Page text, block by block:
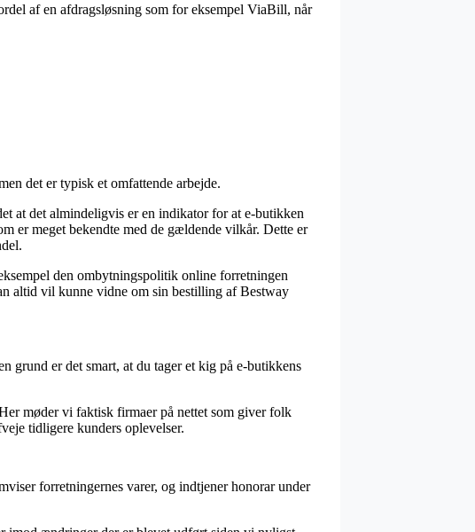
af en afdragsløsning som for eksempel ViaBill, når
det er typisk et omfattende arbejde.
at det almindeligvis er en indikator for at e-butikken
er meget bekendte med de gældende vilkår. Dette er
den ombytningspolitik online forretningen
altid vil kunne vidne om sin bestilling af Bestway
grund er det smart, at du tager et kig på e-butikkens
møder vi faktisk firmaer på nettet som giver folk
tidligere kunders oplevelser.
forretningernes varer, og indtjener honorar under